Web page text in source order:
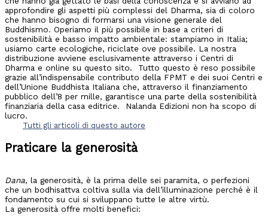
approfondire gli aspetti più complessi del Dharma, sia di coloro
che hanno bisogno di formarsi una visione generale del
Buddhismo. Operiamo il più possibile in base a criteri di
sostenibilità e basso impatto ambientale: stampiamo in Italia;
usiamo carte ecologiche, riciclate ove possibile. La nostra
distribuzione avviene esclusivamente attraverso i Centri di
Dharma e online su questo sito. Tutto questo è reso possibile
grazie all’indispensabile contributo della FPMT e dei suoi Centri e
dell’Unione Buddhista Italiana che, attraverso il finanziamento
pubblico dell’8 per mille, garantisce una parte della sostenibilità
finanziaria della casa editrice. Nalanda Edizioni non ha scopo di
lucro.
Tutti gli articoli di questo autore
Praticare la generosità
Dana, la generosità, è la prima delle sei paramita, o perfezioni
che un bodhisattva coltiva sulla via dell’illuminazione perché è il
fondamento su cui si sviluppano tutte le altre virtù.
La generosità offre molti benefici: